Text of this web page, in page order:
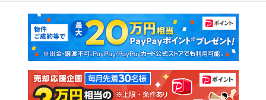
新築マンション 中古マンション
新築一戸建て 中古一戸建て
注文住宅 土地
マンションカタログ 教えて！住まいの先生